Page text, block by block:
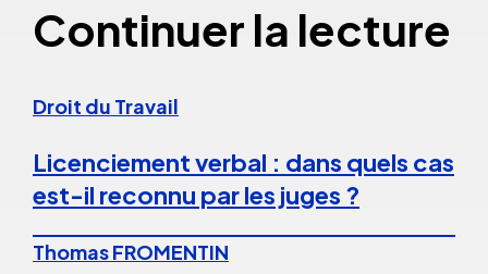
Continuer la lecture
Droit du Travail
Licenciement verbal : dans quels cas
est-il reconnu par les juges ?
Thomas FROMENTIN